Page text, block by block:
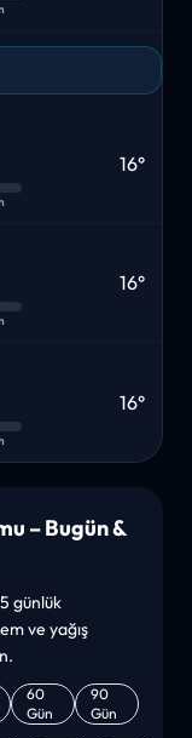
16°
16°
16°
– Bugün &
günlük
ve yağış
60
Gün
90
Gün